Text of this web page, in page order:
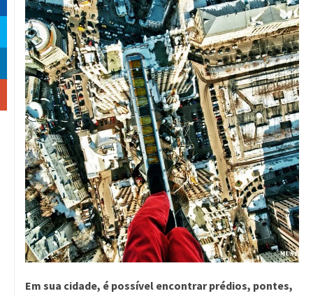
Em sua cidade, é possível encontrar prédios, pontes,